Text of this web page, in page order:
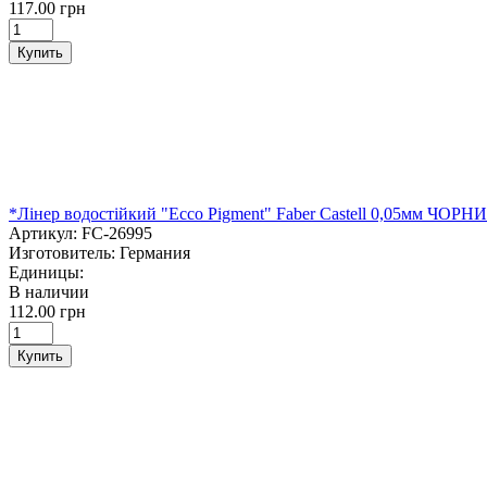
117.00 грн
Купить
*Лінер водостійкий "Ecco Pigment" Faber Castell 0,05мм
Артикул: FC-26995
Изготовитель: Германия
Единицы:
В наличии
112.00 грн
Купить